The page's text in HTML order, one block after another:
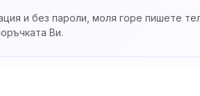
и без пароли, моля горе пишете
Ви.